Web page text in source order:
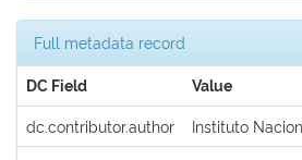
Full metadata record
DC Field Value
dc.contributor.author
Instituto